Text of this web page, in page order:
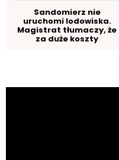
Sandomierz nie
uruchomi lodowiska.
Magistrat tłumaczy, że
za duże koszty